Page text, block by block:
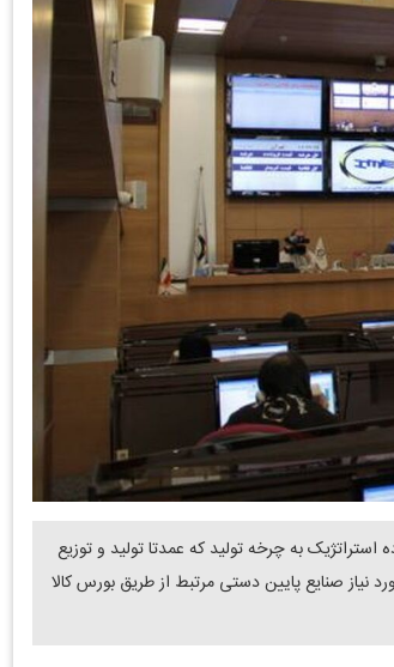
به چرخه تولید که عمدتا تولید و توزیع
صنایع پایین دستی مرتبط از طریق بورس کالا